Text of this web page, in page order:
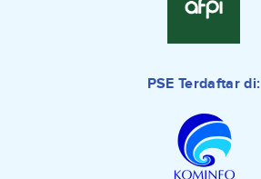
PSE Terdaftar di: